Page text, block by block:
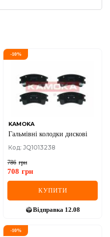
-10%
KAMOKA
Гальмiвнi колодки дисковi
Код: JQ1013238
786 грн
708 грн
КУПИТИ
Відправка 12.08
-10%